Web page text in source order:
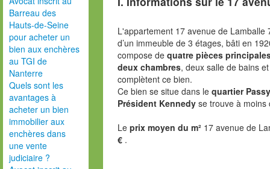
Barreau des
Hauts-de-Seine
pour acheter un
bien aux enchères
au TGI de
Nanterre
Quels sont les
avantages à
acheter un bien
immobilier aux
enchères dans
une vente
judiciaire ?
L'appartement 17 avenue de
d’un immeuble de 3 étages, bâti en
compose de quatre pièces
deux chambres, deux salle de bains
complètent ce bien.
Ce bien se situe dans le quartier Passy
Président Kennedyse trouve à moins
Le prix moyen du m² 17 avenue de
€ .